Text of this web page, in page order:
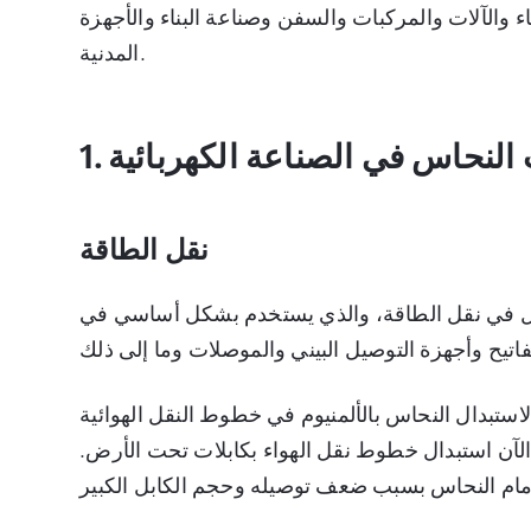
والمركبات والسفن وصناعة البناء والأجهزة
المدنية.
النحاس في الصناعة الكهربائية
نقل الطاقة
في نقل الطاقة، والذي يستخدم بشكل أساسي في
النحاس بالألمنيوم في خطوط النقل الهوائية
الآن استبدال خطوط نقل الهواء بكابلات تحت الأرض.